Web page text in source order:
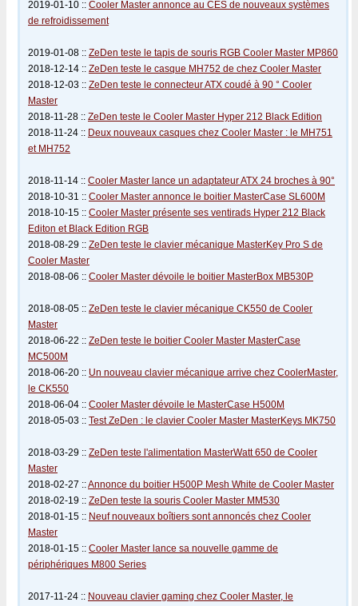
2019-01-10 :: Cooler Master annonce au CES de nouveaux systèmes
de refroidissement
2019-01-08 :: ZeDen teste le tapis de souris RGB Cooler Master MP860
2018-12-14 :: ZeDen teste le casque MH752 de chez Cooler Master
2018-12-03 :: ZeDen teste le connecteur ATX coudé à 90 ° Cooler
Master
2018-11-28 :: ZeDen teste le Cooler Master Hyper 212 Black Edition
2018-11-24 :: Deux nouveaux casques chez Cooler Master : le MH751
et MH752
2018-11-14 :: Cooler Master lance un adaptateur ATX 24 broches à 90°
2018-10-31 :: Cooler Master annonce le boitier MasterCase SL600M
2018-10-15 :: Cooler Master présente ses ventirads Hyper 212 Black
Editon et Black Edition RGB
2018-08-29 :: ZeDen teste le clavier mécanique MasterKey Pro S de
Cooler Master
2018-08-06 :: Cooler Master dévoile le boitier MasterBox MB530P
2018-08-05 :: ZeDen teste le clavier mécanique CK550 de Cooler
Master
2018-06-22 :: ZeDen teste le boitier Cooler Master MasterCase
MC500M
2018-06-20 :: Un nouveau clavier mécanique arrive chez CoolerMaster,
le CK550
2018-06-04 :: Cooler Master dévoile le MasterCase H500M
2018-05-03 :: Test ZeDen : le clavier Cooler Master MasterKeys MK750
2018-03-29 :: ZeDen teste l'alimentation MasterWatt 650 de Cooler
Master
2018-02-27 ::Annonce du boitier H500P Mesh White de Cooler Master
2018-02-19 :: ZeDen teste la souris Cooler Master MM530
2018-01-15 :: Neuf nouveaux boîtiers sont annoncés chez Cooler
Master
2018-01-15 :: Cooler Master lance sa nouvelle gamme de
périphériques M800 Series
2017-11-24 :: Nouveau clavier gaming chez Cooler Master, le